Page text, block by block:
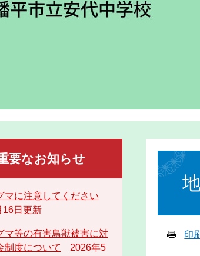
文
印
要なお知らせ
マに注意してください
16日更新
マ等の有害鳥獣被害に対
制度について
2026年5